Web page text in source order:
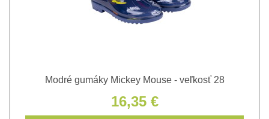
Modré gumáky Mickey Mouse - veľkosť 28
16,35 €